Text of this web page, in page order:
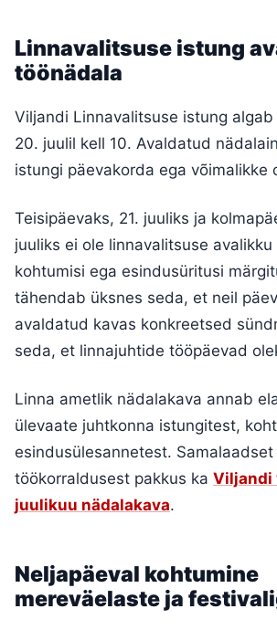
Linnavalitsuse istung
töönädala
Viljandi Linnavalitsuse istung
20. juulil kell 10. Avaldatud
istungi päevakorda ega võimalikke
Teisipäevaks, 21. juuliks ja
juuliks ei ole linnavalitsuse
kohtumisi ega esindusüritusi
tähendab üksnes seda, et neil
avaldatud kavas konkreetsed
seda, et linnajuhtide tööpäevad
Linna ametlik nädalakava annab
ülevaate juhtkonna istungitest,
esindusülesannetest.
töökorraldusest pakkus ka Viljandi
juulikuu nädalakava.
Neljapäeval kohtumine
mereväelaste ja